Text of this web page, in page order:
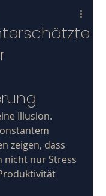
Illusion.
zeigen, dass
nicht nur Stress